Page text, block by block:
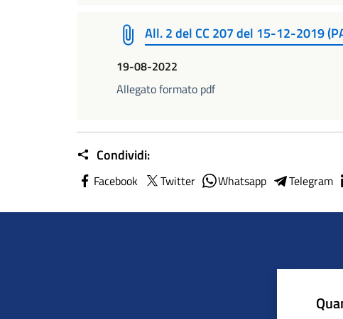
All. 2 del CC 207 del 15-12-2019
19-08-2022
Allegato formato pdf
Condividi:
Facebook Twitter Whatsapp Telegram